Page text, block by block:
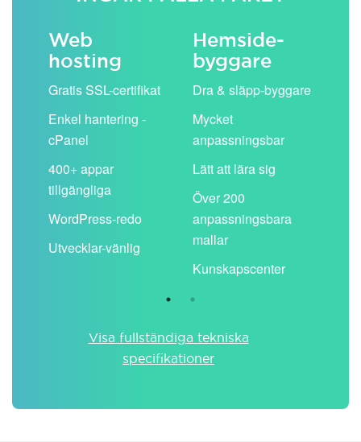
Web
hosting
Gratis SSL-certifikat
Enkel hantering -
cPanel
400+ appar
tillgängliga
WordPress-redo
Utvecklar-vänlig
Hemside­
byggare
Dra & släpp-byggare
Mycket
anpassningsbar
Lätt att lära sig
Över 200
anpassningsbara
mallar
Kunskapscenter
Visa fullständiga tekniska
specifikationer